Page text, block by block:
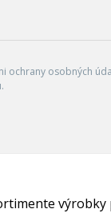
osobných
výrobky